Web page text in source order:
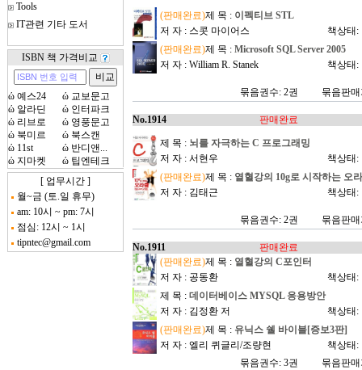
Tools
IT관련 기타 도서
ISBN 책 가격비교
ώ 예스24 ώ 교보문고
ώ 알라딘 ώ 인터파크
ώ 리브로 ώ 영풍문고
ώ 북미르 ώ 북스캔
ώ 11st ώ 반디앤...
ώ 지마켓 ώ 팁엔테크
[ 업무시간 ]
월~금 (토.일 휴무)
am: 10시 ~ pm: 7시
점심: 12시 ~ 1시
tipntec@gmail.com
(판매완료)제 목 : 이펙티브 STL
저 자 : 스콧 마이어스
책상태:
(판매완료)제 목 : Microsoft SQL Server 2005
저 자 : William R. Stanek
책상태:
묶음권수: 2권 묶음판
No.1914 판매완료
제 목 : 뇌를 자극하는 C 프로그래밍
저 자 : 서현우
책상태:
(판매완료)제 목 : 열혈강의 10g로 시작하는 오
저 자 : 김태근
책상태:
묶음권수: 2권 묶음판
No.1911
판매완료
(판매완료)제 목 : 열혈강의 C포인터
저 자 : 공동환
책상태:
제 목 : 데이터베이스 MYSQL 응용방안
저 자 : 김정환 저
책상태:
(판매완료)제 목 : 유닉스 쉘 바이블[증보3판]
저 자 : 엘리 퀴글리/조량현
책상태:
묶음권수: 3권
묶음판